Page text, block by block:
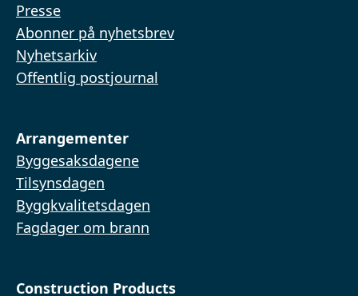
Presse
Abonner på nyhetsbrev
Nyhetsarkiv
Offentlig postjournal
Arrangementer
Byggesaksdagene
Tilsynsdagen
Byggkvalitetsdagen
Fagdager om brann
Construction Products